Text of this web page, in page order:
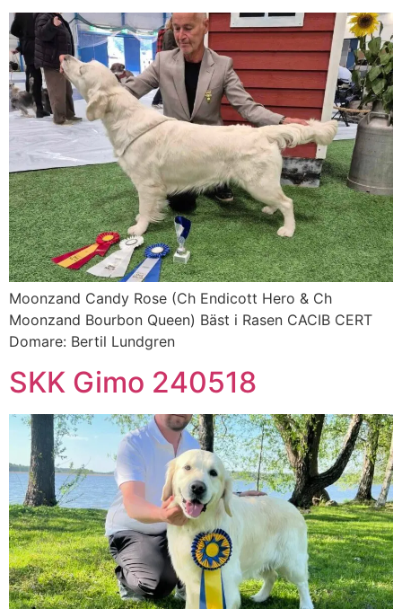
Moonzand Candy Rose (Ch Endicott Hero & Ch
Moonzand Bourbon Queen) Bäst i Rasen CACIB CERT
Domare: Bertil Lundgren
SKK Gimo 240518